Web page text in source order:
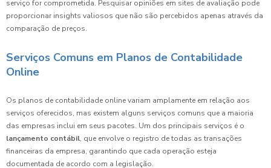
serviço for comprometida. Pesquisar opiniões em sites de avaliação pode
proporcionar insights valiosos que não são percebidos apenas através da
comparação de preços.
Serviços Comuns em Planos de Contabilidade
Online
Os planos de contabilidade online variam amplamente em relação aos
serviços oferecidos, mas existem alguns serviços comuns que a maioria
das empresas inclui em seus pacotes. Um dos principais serviços é o
lançamento contábil, que envolve o registro de todas as transações
financeiras da empresa, garantindo que cada operação esteja
documentada de acordo com a legislação.